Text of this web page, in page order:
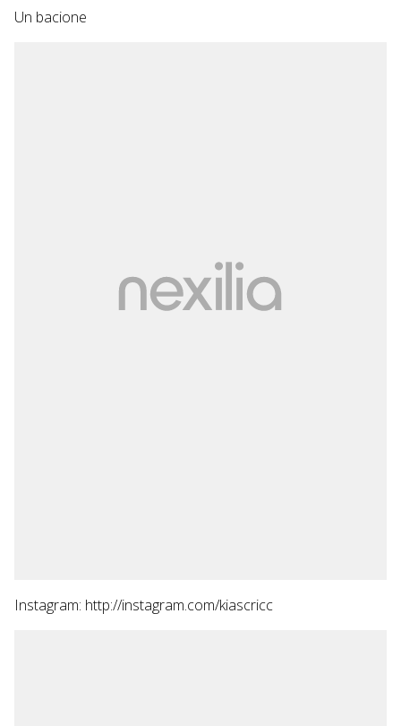
Un bacione
Instagram: http://instagram.com/kiascricc